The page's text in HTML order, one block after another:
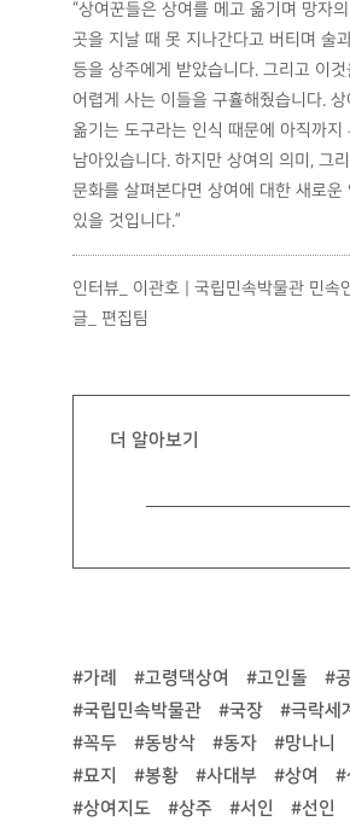
묶어주면서 장례의식을 성스럽게 하고,
친지들이 슬픔을 이겨낼 수 있도록 하
문화였습니다. 이와 함께 호상 시에는
상여꾼들이 빈 상여를 메고, 그 위에 마
연장자나 상주를 태워 노래와 춤으로 여
‘상여놀이’도 있었습니다. 유족들의 비
위한 일종의 통과의례이기도 했지만,
공동체적 삶의 의지가 담겨있는 예능이
할아버지가 장수하셨는데 상여놀이 때
기억이 납니다.”
상여는 망자를 이승에서 저승세계까지
이승과 저승에 대한 관념 등을 엿볼 수
“상여꾼들은 상여를 메고 옮기며 망자의
곳을 지날 때 못 지나간다고 버티며 술
등을 상주에게 받았습니다. 그리고 이것
어렵게 사는 이들을 구휼해줬습니다. 상
옮기는 도구라는 인식 때문에 아직까지